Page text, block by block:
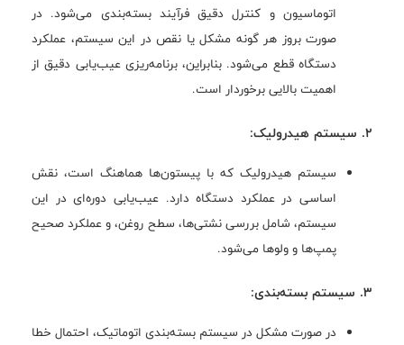
اتوماسیون و کنترل دقیق فرآیند بسته‌بندی می‌شود. در
صورت بروز هر گونه مشکل یا نقص در این سیستم، عملکرد
دستگاه قطع می‌شود. بنابراین، برنامه‌ریزی عیب‌یابی دقیق از
اهمیت بالایی برخوردار است.
2. سیستم هیدرولیک:
سیستم هیدرولیک که با پیستون‌ها هماهنگ است، نقش
اساسی در عملکرد دستگاه دارد. عیب‌یابی دوره‌ای در این
سیستم، شامل بررسی نشتی‌ها، سطح روغن، و عملکرد صحیح
پمپ‌ها و ولوها می‌شود.
3. سیستم بسته‌بندی:
در صورت مشکل در سیستم بسته‌بندی اتوماتیک، احتمال خطا